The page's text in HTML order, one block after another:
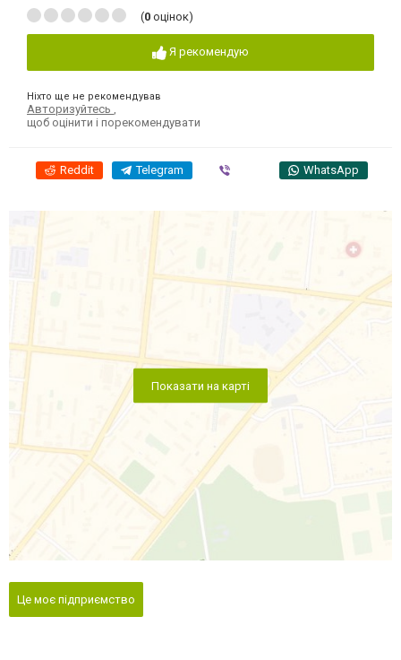
(0 оцінок)
Я рекомендую
Ніхто ще не рекомендував
Авторизуйтесь
щоб оцінити і порекомендувати
Reddit Telegram WhatsApp
Показати на карті
Це моє підприємство